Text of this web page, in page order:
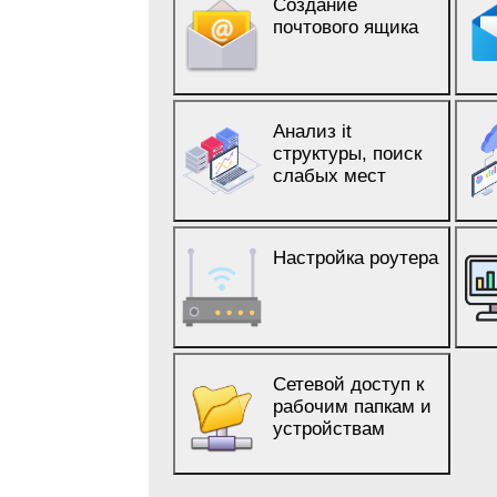
Создание
почтового ящика
Анализ it
структуры, поиск
слабых мест
Настройка роутера
Сетевой доступ к
рабочим папкам и
устройствам